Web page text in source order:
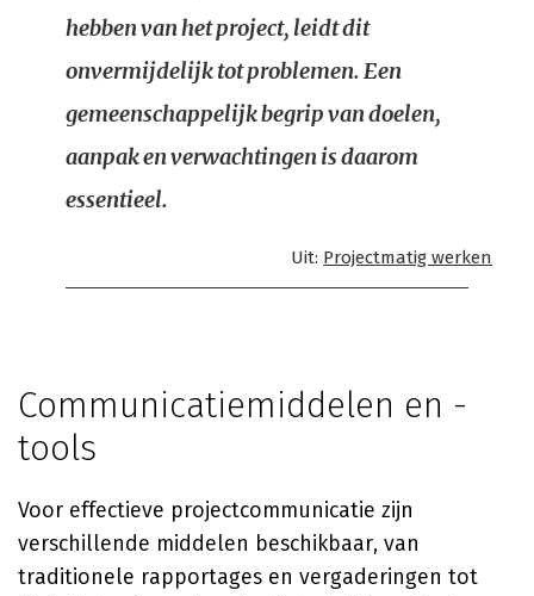
hebben van het project, leidt dit
onvermijdelijk tot problemen. Een
gemeenschappelijk begrip van doelen,
aanpak en verwachtingen is daarom
essentieel.
Uit: Projectmatig werken
Communicatiemiddelen en -
tools
Voor effectieve projectcommunicatie zijn
verschillende middelen beschikbaar, van
traditionele rapportages en vergaderingen tot